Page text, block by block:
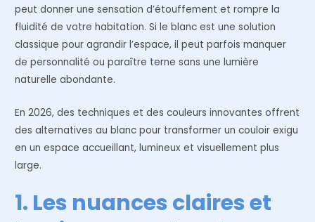
peut donner une sensation d’étouffement et rompre la
fluidité de votre habitation. Si le blanc est une solution
classique pour agrandir l’espace, il peut parfois manquer
de personnalité ou paraître terne sans une lumière
naturelle abondante.
En 2026, des techniques et des couleurs innovantes offrent
des alternatives au blanc pour transformer un couloir exigu
en un espace accueillant, lumineux et visuellement plus
large.
1. Les nuances claires et